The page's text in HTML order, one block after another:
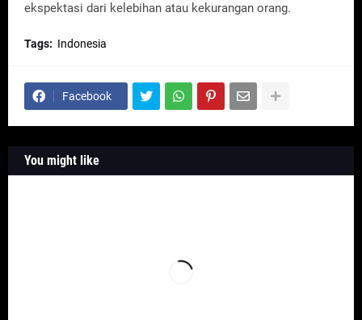
ekspektasi dari kelebihan atau kekurangan orang.
Tags: Indonesia
Facebook
You might like